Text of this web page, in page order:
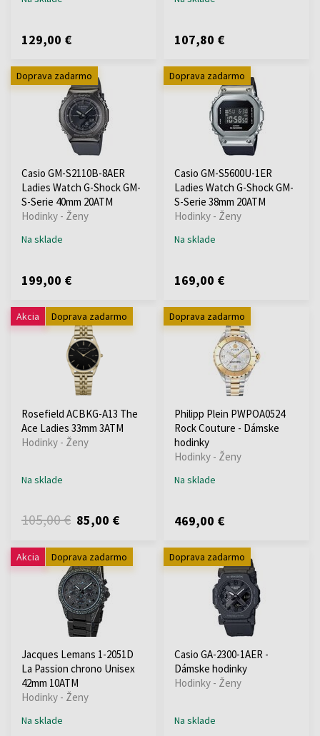
129,00 € 107,80 €
Doprava zadarmo
Casio GM-S2110B-8AER
Ladies Watch G-Shock GM-
S-Serie 40mm 20ATM
Hodinky - Ženy
Na sklade
199,00 €
Doprava zadarmo
Casio GM-S5600U-1ER
Ladies Watch G-Shock GM-
S-Serie 38mm 20ATM
Hodinky - Ženy
Na sklade
169,00 €
Akcia Doprava zadarmo
Rosefield ACBKG-A13 The
Ace Ladies 33mm 3ATM
Hodinky - Ženy
Na sklade
105,00 € 85,00 €
Doprava zadarmo
Philipp Plein PWPOA0524
Rock Couture - Dámske
hodinky
Hodinky - Ženy
Na sklade
469,00 €
Akcia Doprava zadarmo
Jacques Lemans 1-2051D
La Passion chrono Unisex
42mm 10ATM
Hodinky - Ženy
Na sklade
Doprava zadarmo
Casio GA-2300-1AER -
Dámske hodinky
Hodinky - Ženy
Na sklade